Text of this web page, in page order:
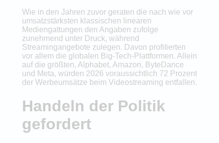
Wie in den Jahren zuvor geraten die nach wie vor
umsatzstärksten klassischen linearen
Mediengattungen den Angaben zufolge
zunehmend unter Druck, während
Streamingangebote zulegen. Davon profitierten
vor allem die globalen Big-Tech-Plattformen. Allein
auf die größten, Alphabet, Amazon, ByteDance
und Meta, würden 2026 voraussichtlich 72 Prozent
der Werbeumsätze beim Videostreaming entfallen.
Handeln der Politik
gefordert